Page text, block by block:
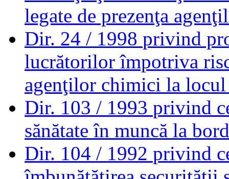
legate de prezenţa
Dir. 24 / 1998 privind
lucrătorilor împotriva
agenţilor chimici la locul
Dir. 103 / 1993 privind
sănătate în muncă la
Dir. 104 / 1992 privind